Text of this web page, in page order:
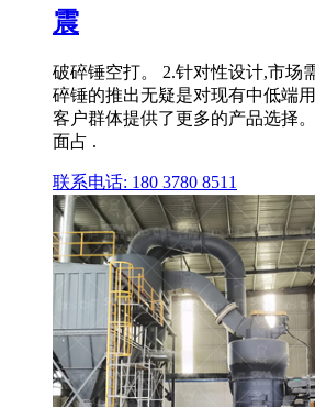
震
破碎锤空打。 2.针对性设计,市场
碎锤的推出无疑是对现有中低端
客户群体提供了更多的产品选择
面占 .
联系电话: 180 3780 8511